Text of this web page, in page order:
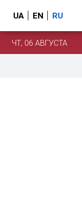
UA EN RU
ЧТ, 06 АВГУСТА